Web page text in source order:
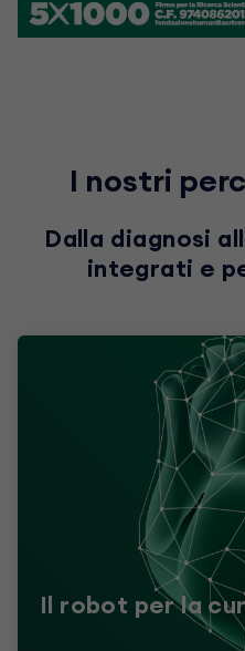
I nostri
Dalla diagnosi
integrati e
Il robot per la